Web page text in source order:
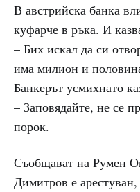
В австрийска банка
куфарче в ръка. И
– Бих искал да си
има милион и
Банкерът усмихнато
– Заповядайте, не се
порок.
Съобщават на Румен
Димитров е арестуван,